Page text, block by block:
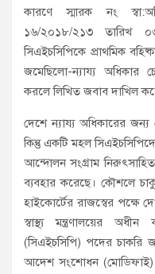
কারণে স্মারক নং স্বা:অধি/
১৬/২০১৮/২১৩ তারিখ
সিএইচসিপিকে প্রাথমিক
জমেছিলো-ন্যায্য অধিকার
করলে লিখিত জবাব দাখিল
দেশে ন্যায্য অধিকারের
কিন্তু একটি মহল
আন্দোলন সংগ্রাম
ব্যবহার করেছে। কৌশলে
হাইকোর্টের রাজস্বের পক্ষে
স্বাস্থ্য মন্ত্রণালয়ের
(সিএইচসিপি) পদের চাকরি
আদেশ সংশোধন